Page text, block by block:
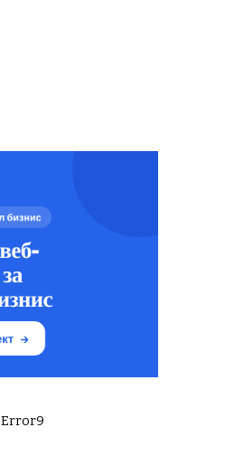
Error9